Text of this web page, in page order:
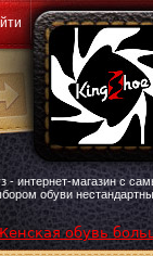
- интернет-магазин с
обуви
обувь